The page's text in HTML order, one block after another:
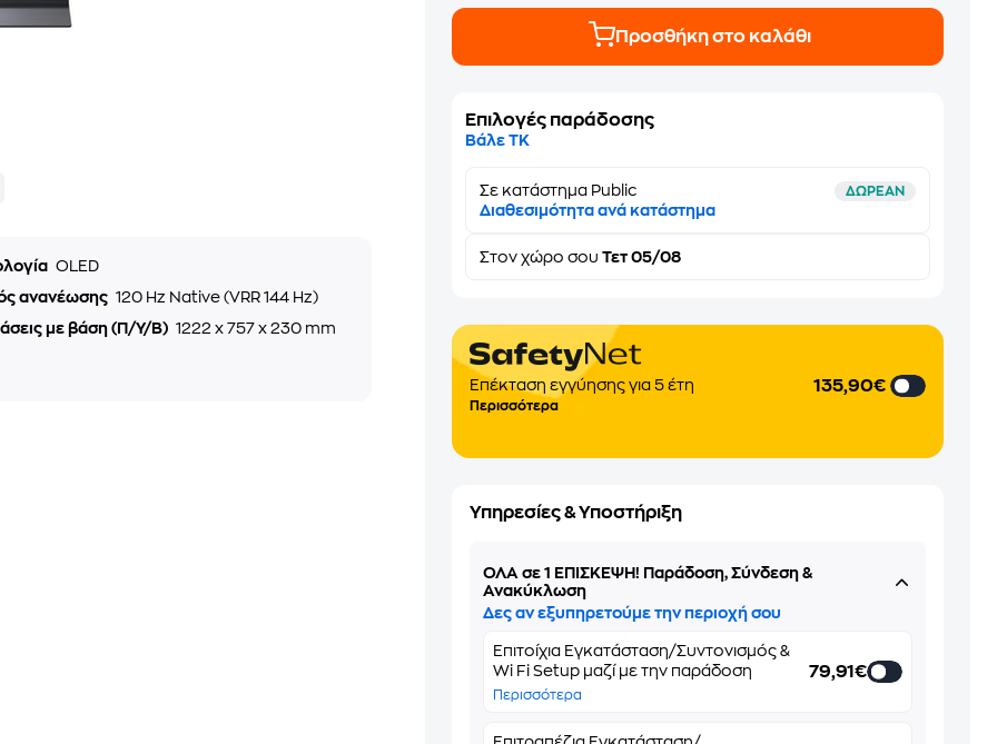
OLED
ανανέωσης 120 Hz Native (VRR 144 Hz)
με βάση (Π/Υ/Β) 1222 x 757 x 230 mm
Προσθήκη στο καλάθι
Επιλογές παράδοσης
Βάλε ΤΚ
Σε κατάστημα Public ΔΩΡΕΑΝ
Διαθεσιμότητα ανά κατάστημα
Στονχώρο σου Τετ 05/08
Eπέκταση εγγύησης για 5 έτη
Περισσότερα
135,90€
Υπηρεσίες & Υποστήριξη
ΌΛΑ σε 1 ΕΠΙΣΚΕΨΗ! Παράδοση, Σύνδεση &
Ανακύκλωση
Δες αν εξυπηρετούμε την περιοχή σου
Επιτοίχια Εγκατάσταση/Συντονισμός &
Wi Fi Setup μαζί με την παράδοση
Περισσότερα
79,91€